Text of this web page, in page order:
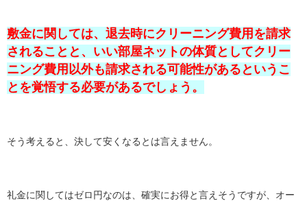
敷金に関しては、退去時にクリーニング費用を請求
されることと、いい部屋ネットの体質としてクリー
ニング費用以外も請求される可能性があるというこ
とを覚悟する必要があるでしょう。
そう考えると、決して安くなるとは言えません。
礼金に関してはゼロ円なのは、確実にお得と言えそうですが、オー